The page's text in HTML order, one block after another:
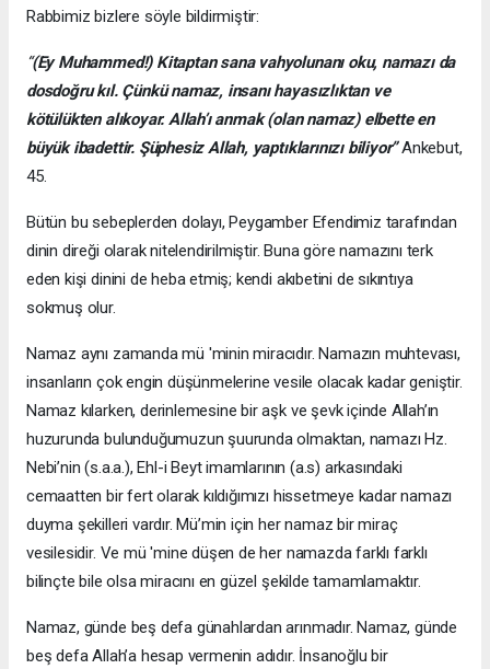
Rabbimiz bizlere söyle bildirmiştir:
“(Ey Muhammed!) Kitaptan sana vahyolunanı oku, namazı da
dosdoğru kıl. Çünkü namaz, insanı hayasızlıktan ve
kötülükten alıkoyar. Allah’ı anmak (olan namaz) elbette en
büyük ibadettir. Şüphesiz Allah, yaptıklarınızı biliyor”Ankebut,
45.
Bütün bu sebeplerden dolayı, Peygamber Efendimiz tarafından
dinin direği olarak nitelendirilmiştir. Buna göre namazını terk
eden kişi dinini de heba etmiş; kendi akıbetini de sıkıntıya
sokmuş olur.
Namaz aynı zamanda mü 'minin miracıdır. Namazın muhtevası,
insanların çok engin düşünmelerine vesile olacak kadar geniştir.
Namaz kılarken, derinlemesine bir aşk ve şevk içinde Allah’ın
huzurunda bulunduğumuzun şuurunda olmaktan, namazı Hz.
Nebi’nin (s.a.a.), Ehl-i Beyt imamlarının (a.s) arkasındaki
cemaatten bir fert olarak kıldığımızı hissetmeye kadar namazı
duyma şekilleri vardır. Mü’min için her namaz bir miraç
vesilesidir. Ve mü 'mine düşen de her namazda farklı farklı
bilinçte bile olsa miracını en güzel şekilde tamamlamaktır.
Namaz, günde beş defa günahlardan arınmadır. Namaz, günde
beş defa Allah’a hesap vermenin adıdır. İnsanoğlu bir